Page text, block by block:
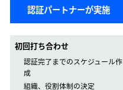
認証パートナーが実施
初回打ち合わせ
認証完了までのスケジュール作
成
組織、役割体制の決定